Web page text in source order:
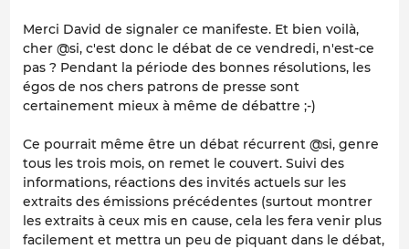
Merci David de signaler ce manifeste. Et bien voilà,
cher @si, c'est donc le débat de ce vendredi, n'est-ce
pas ? Pendant la période des bonnes résolutions, les
égos de nos chers patrons de presse sont
certainement mieux à même de débattre ;-)
Ce pourrait même être un débat récurrent @si, genre
tous les trois mois, on remet le couvert. Suivi des
informations, réactions des invités actuels sur les
extraits des émissions précédentes (surtout montrer
les extraits à ceux mis en cause, cela les fera venir plus
facilement et mettra un peu de piquant dans le débat,